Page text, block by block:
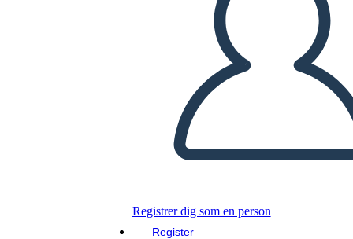
Registrer dig som en person
Register
AFSPIL DIASSHOW
LÆS FOR MIG